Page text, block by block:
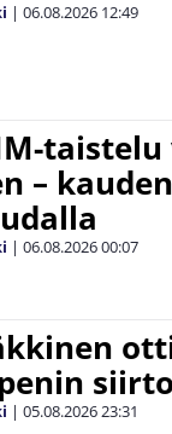
| 06.08.2026 12:49
taistelu
–
| 06.08.202600:07
| 05.08.202623:31